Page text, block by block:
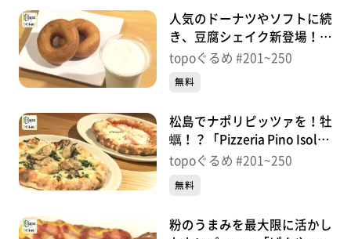
人気のドーナツやソフトに続
き、豆腐シェイク新登場！
「真壁豆富店」（松島町高城
topoぐるめ #201~250
無料
松島でナポリピッツァを！牡
蠣！？「Pizzeria Pino Isola
VESTA」（松島町松島普賢
topoぐるめ #201~250
無料
粉のうまみを最大限に活かし